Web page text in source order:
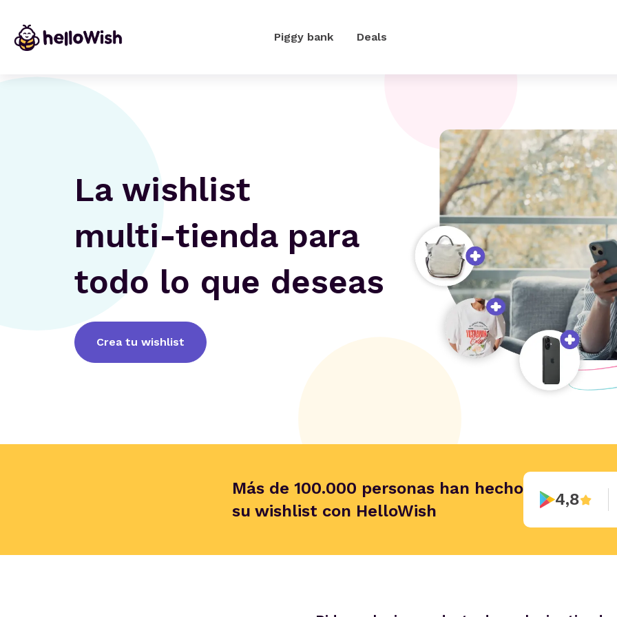
Piggy bank Deals
La wishlist
multi-tiendapara
todo lo que deseas
Crea tu wishlist
Más de 100.000 personas han hecho
su wishlist con HelloWish
4,8